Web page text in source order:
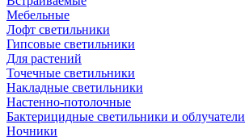
Мебельные
Лофт светильники
Гипсовые светильники
Для растений
Точечные светильники
Накладные светильники
Настенно-потолочные
Бактерицидные светильники и облучатели
Ночники